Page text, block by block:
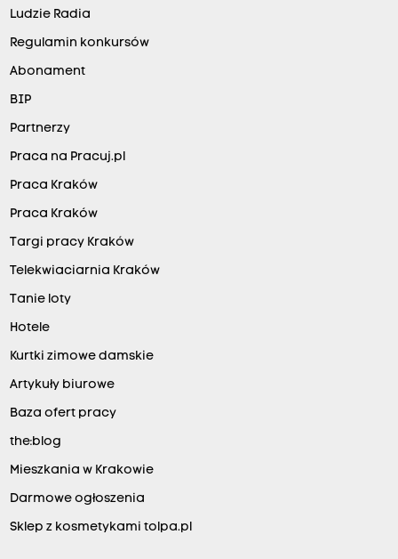
Ludzie Radia
Regulamin konkursów
Abonament
BIP
Partnerzy
Praca na Pracuj.pl
Praca Kraków
Praca Kraków
Targi pracy Kraków
Telekwiaciarnia Kraków
Tanie loty
Hotele
Kurtki zimowe damskie
Artykuły biurowe
Baza ofert pracy
the:blog
Mieszkania w Krakowie
Darmowe ogłoszenia
Sklep z kosmetykami tolpa.pl